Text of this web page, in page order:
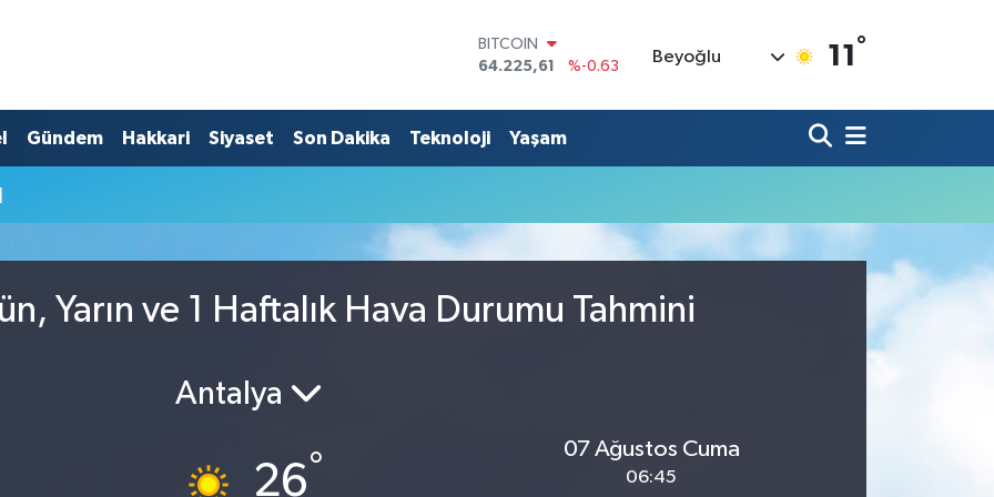
BITCOIN
64.225,61
%-0.63
47,7143
%0.16
EURO
GRAM ALTIN
BİST100
Beyoğlu 11 °
Gündem Hakkari Siyaset Son Dakika Teknoloji Yaşam
Yarın ve 1 Haftalık Hava Durumu Tahmini
Antalya
26°
07 Ağustos Cuma
06:45